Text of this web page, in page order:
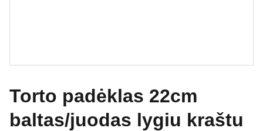
Torto padėklas 22cm
baltas/juodas lygiu kraštu